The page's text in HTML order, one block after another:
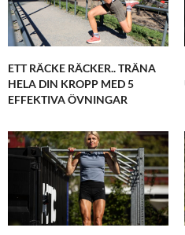
ETT RÄCKE RÄCKER.. TRÄNA
HELA DIN KROPP MED 5
EFFEKTIVA ÖVNINGAR